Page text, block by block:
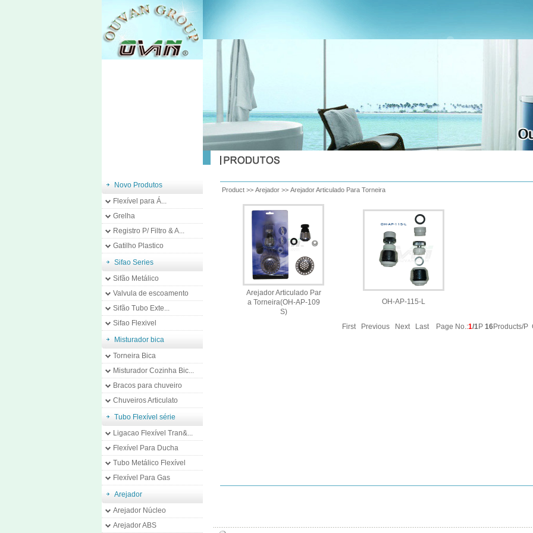
Novo Produtos
Flexível para Á...
Grelha
Registro P/ Filtro & A...
Gatilho Plastico
Sifao Series
Sifão Metálico
Valvula de escoamento
Sifão Tubo Exte...
Sifao Flexivel
Misturador bica
Torneira Bica
Misturador Cozinha Bic...
Bracos para chuveiro
Chuveiros Articulato
Tubo Flexível série
Ligacao Flexível Tran&...
Flexível Para Ducha
Tubo Metálico Flexível
Flexível Para Gas
Arejador
Arejador Núcleo
Arejador ABS
Product >> Arejador>> Arejador Articulado Para Torneira
Arejador Articulado Par
a Torneira(OH-AP-109
S)
OH-AP-115-L
First Previous Next Last Page No.:1/1P 16Products/P